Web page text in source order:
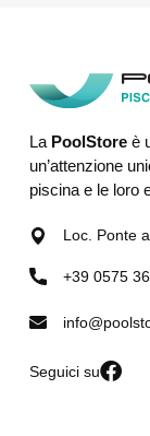
La PoolStoreè
un’attenzione
piscina e le loro
Loc. Ponte
+39 0575
Seguici su